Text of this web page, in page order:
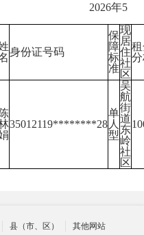
年5
身份证号码
保
障
标
准
现
居
住
社
区
陈
35012119********28
单
人
型
吴
航
街
道
东
岭
社
区
县（市、区） 其他网站